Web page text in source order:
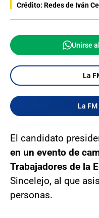
Crédito: Redes de Iván
Unirse
La
La
El candidato
en un evento de
Trabajadores de la
Sincelejo, al que
personas.